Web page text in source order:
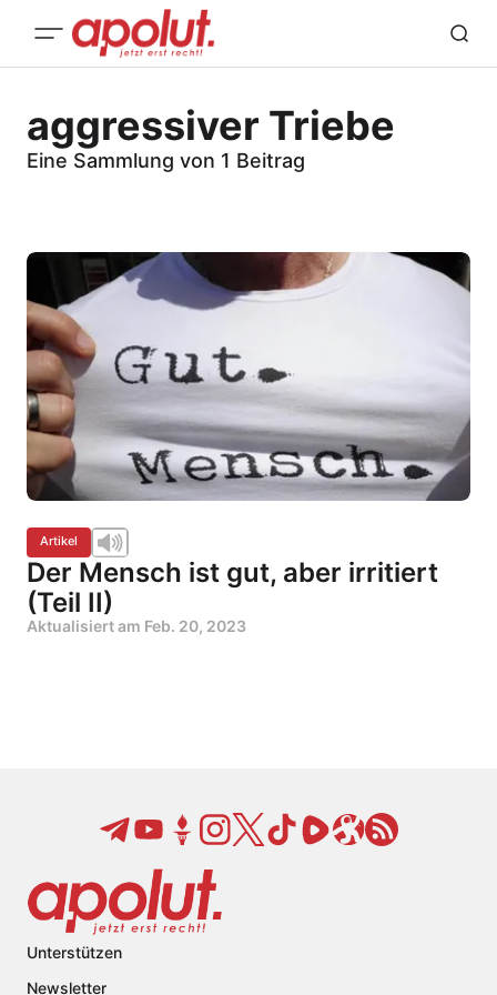
aggressiver Triebe
Eine Sammlung von 1 Beitrag
Artikel
Der Mensch ist gut, aber irritiert
(Teil II)
Aktualisiert am Feb. 20, 2023
Unterstützen
Newsletter